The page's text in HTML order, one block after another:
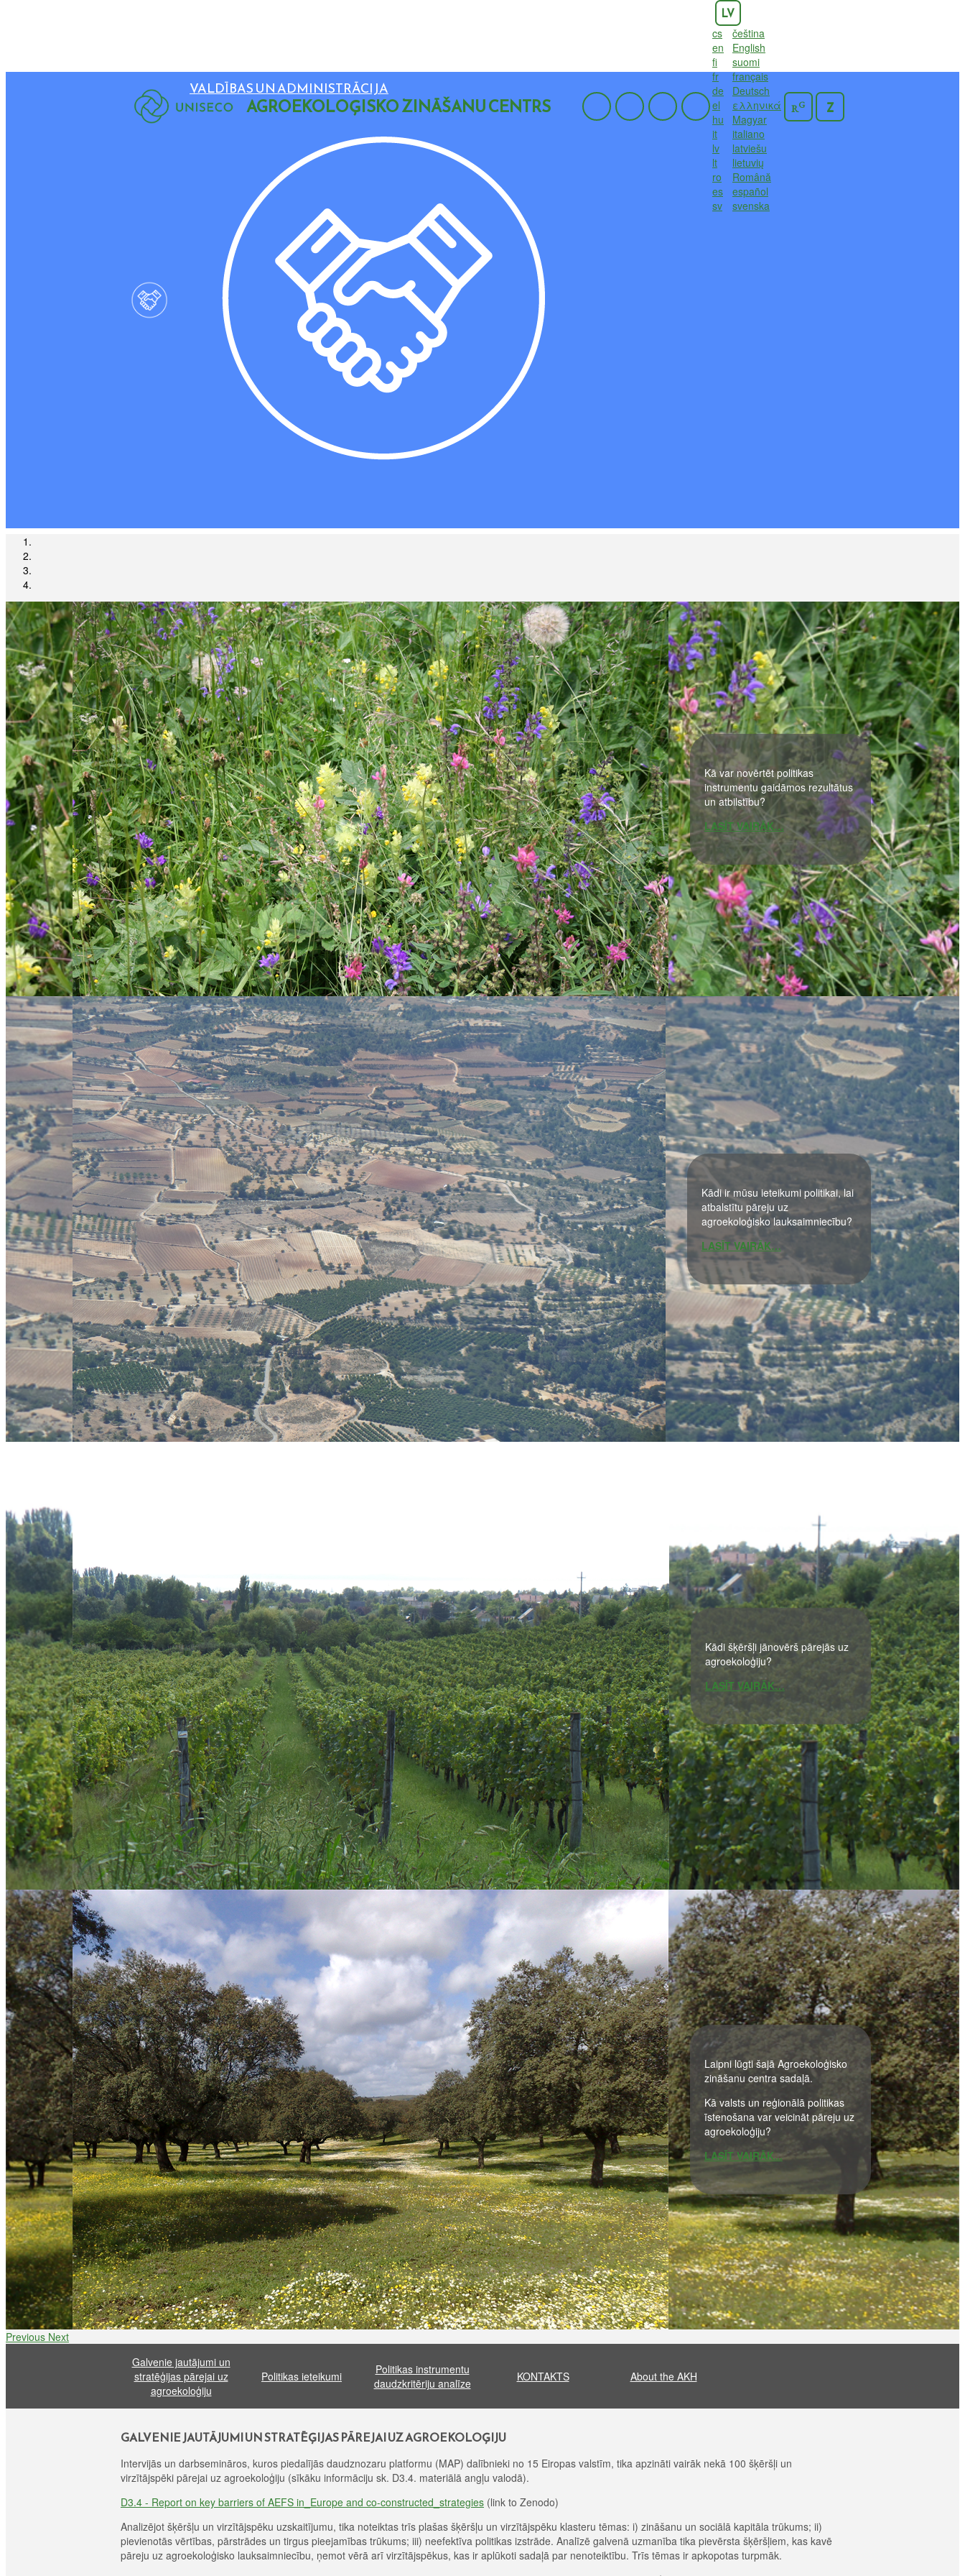
AGROEKOLOĢISKO ZINĀŠANU CENTRS
LV
cs
čeština
en
English
fi
suomi
fr
français
de
Deutsch
el
ελληνικά
hu
Magyar
it
italiano
lv
latviešu
lt
lietuvių
ro
Română
es
español
sv
svenska
RG Z
VALDĪBAS UN ADMINISTRĀCIJA
Kā var novērtēt politikas
instrumentu gaidāmos rezultātus
un atbilstību?
LASĪT VAIRĀK…
Kādi ir mūsu ieteikumi politikai, lai
atbalstītu pāreju uz
agroekoloģisko lauksaimniecību?
LASĪT VAIRĀK…
Kādi šķēršļi jānovērš pārejās uz
agroekoloģiju?
LASĪT VAIRĀK…
Laipni lūgti šajā Agroekoloģisko
zināšanu centra sadaļā.
Kā valsts un reģionālā politikas
īstenošana var veicināt pāreju uz
agroekoloģiju?
LASĪT VAIRĀK...
Previous Next
Galvenie jautājumi un
stratēģijas pārejai uz
agroekoloģiju
Politikas ieteikumi
Politikas instrumentu
daudzkritēriju analīze
KONTAKTS About the AKH
GALVENIE JAUTĀJUMI UN STRATĒĢIJAS PĀREJAI UZ AGROEKOLOĢIJU
Intervijās un darbsemināros, kuros piedalījās daudznozaru platformu (MAP) dalībnieki no 15 Eiropas valstīm, tika apzināti vairāk nekā 100 šķēršļi un
virzītājspēki pārejai uz agroekoloģiju (sīkāku informāciju sk. D3.4. materiālā angļu valodā).
D3.4 - Report on key barriers of AEFS in_Europe and co-constructed_strategies (link to Zenodo)
Analizējot šķēršļu un virzītājspēku uzskaitījumu, tika noteiktas trīs plašas šķēršļu un virzītājspēku klasteru tēmas: i) zināšanu un sociālā kapitāla trūkums; ii)
pievienotās vērtības, pārstrādes un tirgus pieejamības trūkums; iii) neefektīva politikas izstrāde. Analīzē galvenā uzmanība tika pievērsta šķēršļiem, kas kavē
pāreju uz agroekoloģisko lauksaimniecību, ņemot vērā arī virzītājspēkus, kas ir aplūkoti sadaļā par nenoteiktību. Trīs tēmas ir apkopotas turpmāk.